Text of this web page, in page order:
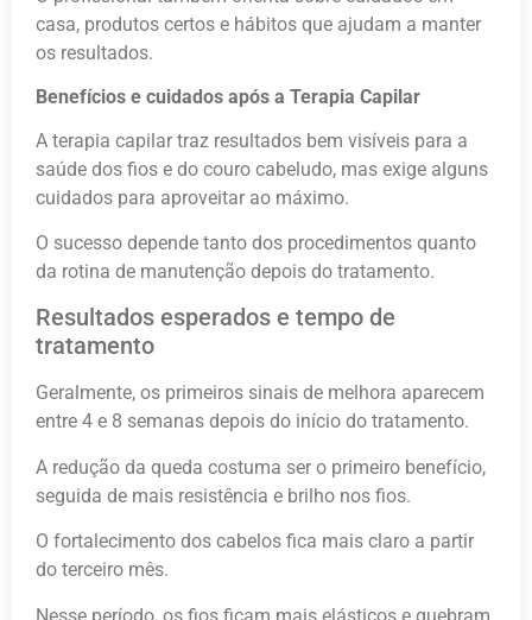
casa, produtos certos e hábitos que ajudam a manter
os resultados.
Benefícios e cuidados após a Terapia Capilar
A terapia capilar traz resultados bem visíveis para a
saúde dos fios e do couro cabeludo, mas exige alguns
cuidados para aproveitar ao máximo.
O sucesso depende tanto dos procedimentos quanto
da rotina de manutenção depois do tratamento.
Resultados esperados e tempo de
tratamento
Geralmente, os primeiros sinais de melhora aparecem
entre 4 e 8 semanas depois do início do tratamento.
A redução da queda costuma ser o primeiro benefício,
seguida de mais resistência e brilho nos fios.
O fortalecimento dos cabelos fica mais claro a partir
do terceiro mês.
Nesse período, os fios ficam mais elásticos e quebram